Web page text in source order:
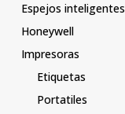
Espejos inteligentes
Honeywell
Impresoras
Etiquetas
Portatiles